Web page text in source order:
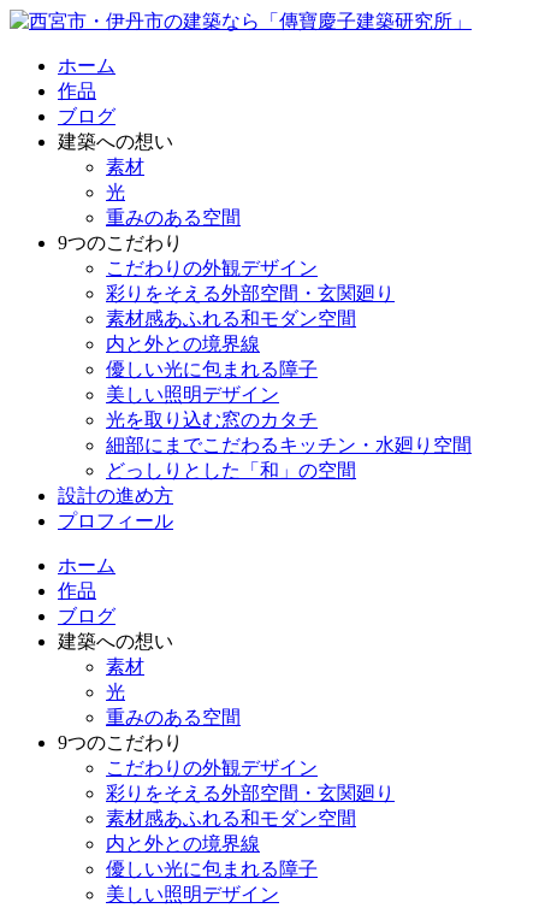
ホーム
作品
ブログ
建築への想い
素材
光
重みのある空間
9つのこだわり
こだわりの外観デザイン
彩りをそえる外部空間・玄関廻り
素材感あふれる和モダン空間
内と外との境界線
優しい光に包まれる障子
美しい照明デザイン
光を取り込む窓のカタチ
細部にまでこだわるキッチン・水廻り空間
どっしりとした「和」の空間
設計の進め方
プロフィール
ホーム
作品
ブログ
建築への想い
素材
光
重みのある空間
9つのこだわり
こだわりの外観デザイン
彩りをそえる外部空間・玄関廻り
素材感あふれる和モダン空間
内と外との境界線
優しい光に包まれる障子
美しい照明デザイン